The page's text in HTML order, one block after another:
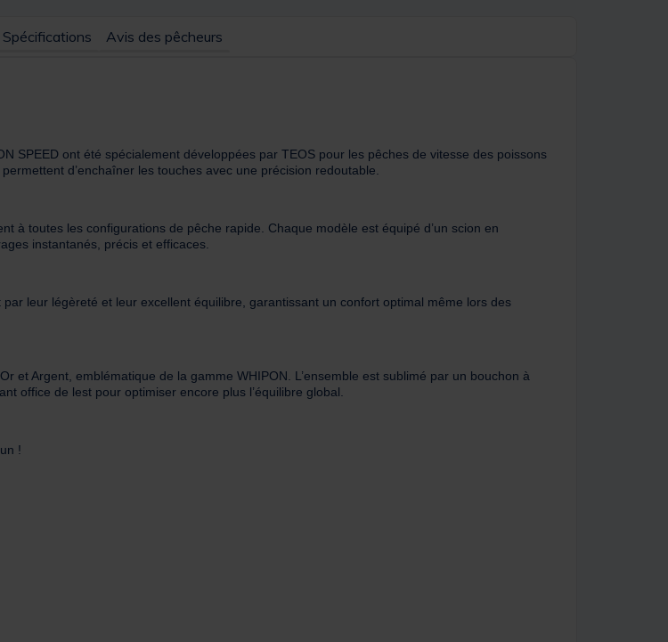
Spécifications Avis des pêcheurs
SPEED ont été spécialement développées par TEOS pour les pêches de vitesse des poissons
d’enchaîner les touches avec une précision redoutable.
à toutes les configurations de pêche rapide. Chaque modèle est équipé d’un scion en
instantanés, précis et efficaces.
leur légèreté et leur excellent équilibre, garantissant un confort optimal même lors des
et Argent, emblématique de la gamme WHIPON. L’ensemble est sublimé par un bouchon à
office de lest pour optimiser encore plus l’équilibre global.
!